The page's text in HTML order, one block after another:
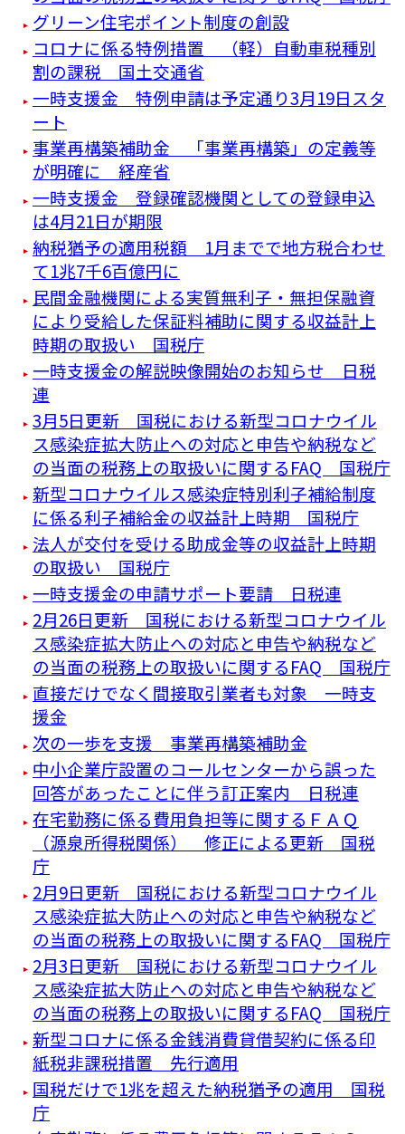
グリーン住宅ポイント制度の創設
コロナに係る特例措置 （軽）自動車税種別
割の課税 国土交通省
一時支援金 特例申請は予定通り3月19日スタ
ート
事業再構築補助金 「事業再構築」の定義等
が明確に 経産省
一時支援金 登録確認機関としての登録申込
は4月21日が期限
納税猶予の適用税額 1月までで地方税合わせ
て1兆7千6百億円に
民間金融機関による実質無利子・無担保融資
により受給した保証料補助に関する収益計上
時期の取扱い 国税庁
一時支援金の解説映像開始のお知らせ 日税
連
3月5日更新 国税における新型コロナウイル
ス感染症拡大防止への対応と申告や納税など
の当面の税務上の取扱いに関するFAQ 国税庁
新型コロナウイルス感染症特別利子補給制度
に係る利子補給金の収益計上時期 国税庁
法人が交付を受ける助成金等の収益計上時期
の取扱い 国税庁
一時支援金の申請サポート要請 日税連
2月26日更新 国税における新型コロナウイル
ス感染症拡大防止への対応と申告や納税など
の当面の税務上の取扱いに関するFAQ 国税庁
直接だけでなく間接取引業者も対象 一時支
援金
次の一歩を支援 事業再構築補助金
中小企業庁設置のコールセンターから誤った
回答があったことに伴う訂正案内 日税連
在宅勤務に係る費用負担等に関するＦＡＱ
（源泉所得税関係） 修正による更新 国税
庁
2月9日更新 国税における新型コロナウイル
ス感染症拡大防止への対応と申告や納税など
の当面の税務上の取扱いに関するFAQ 国税庁
2月3日更新 国税における新型コロナウイル
ス感染症拡大防止への対応と申告や納税など
の当面の税務上の取扱いに関するFAQ 国税庁
新型コロナに係る金銭消費貸借契約に係る印
紙税非課税措置 先行適用
国税だけで1兆を超えた納税猶予の適用 国税
庁